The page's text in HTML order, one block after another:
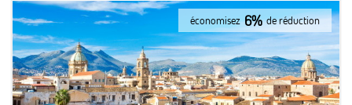
économisez 6% de réduction